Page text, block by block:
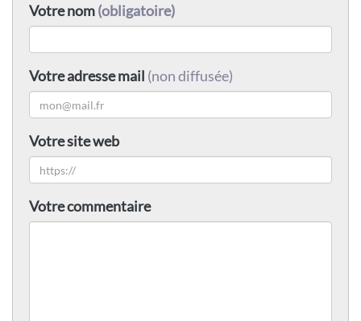
Votre nom(obligatoire)
Votre adresse mail (non diffusée)
Votre site web
Votre commentaire